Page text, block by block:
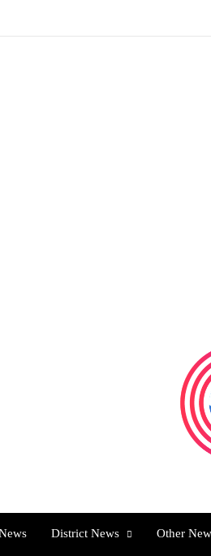
District News Other